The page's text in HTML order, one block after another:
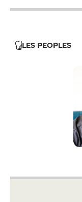
LES PEOPLES